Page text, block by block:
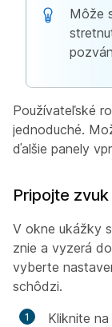
Môže
Používateľské
jednoduché.
ďalšie panely
Pripojte zvuk
V okne ukážky
znie a vyzerá
vyberte
schôdzi.
Kliknite